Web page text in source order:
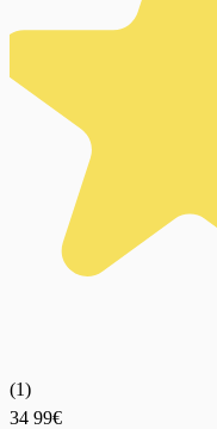
(1)
34 99€